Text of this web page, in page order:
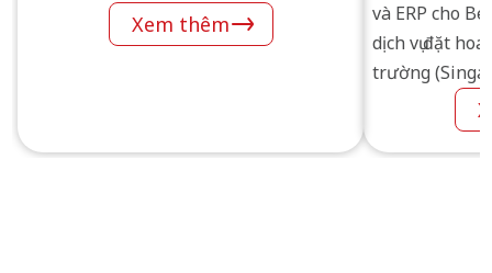
Xem thêm
và ERP cho
dịch vụ đặt
trường